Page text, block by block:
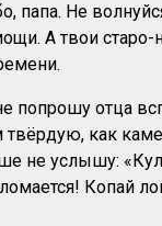
папа. Не
А твои
попрошу отца
твёрдую, как
не услышу:
Копай